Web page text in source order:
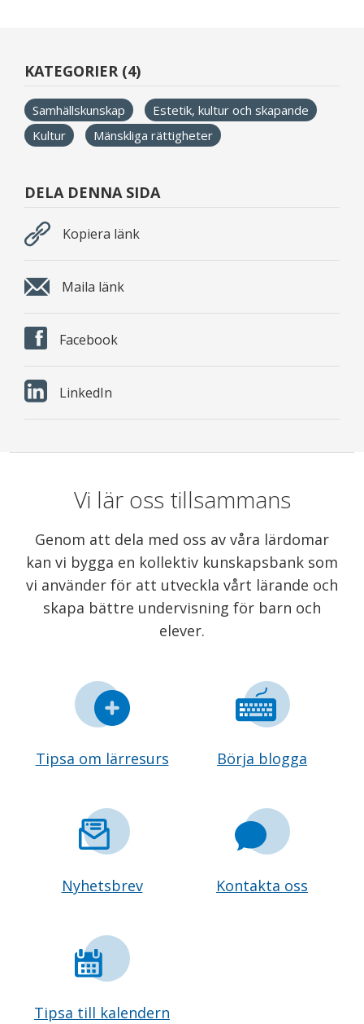
KATEGORIER (4)
Samhällskunskap
Estetik, kultur och skapande
Kultur
Mänskliga rättigheter
DELA DENNA SIDA
Kopiera länk
Maila länk
Facebook
LinkedIn
Vi lär oss tillsammans
Genom att dela med oss av våra lärdomar
kan vi bygga en kollektiv kunskapsbank som
vi använder för att utveckla vårt lärande och
skapa bättre undervisning för barn och
elever.
Tipsa om lärresurs Börja blogga
Nyhetsbrev Kontakta oss
Tipsa till kalendern